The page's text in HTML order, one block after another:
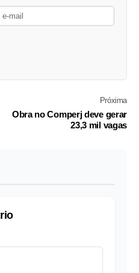
Próxima
Obra no Comperj deve gerar
23,3 mil vagas